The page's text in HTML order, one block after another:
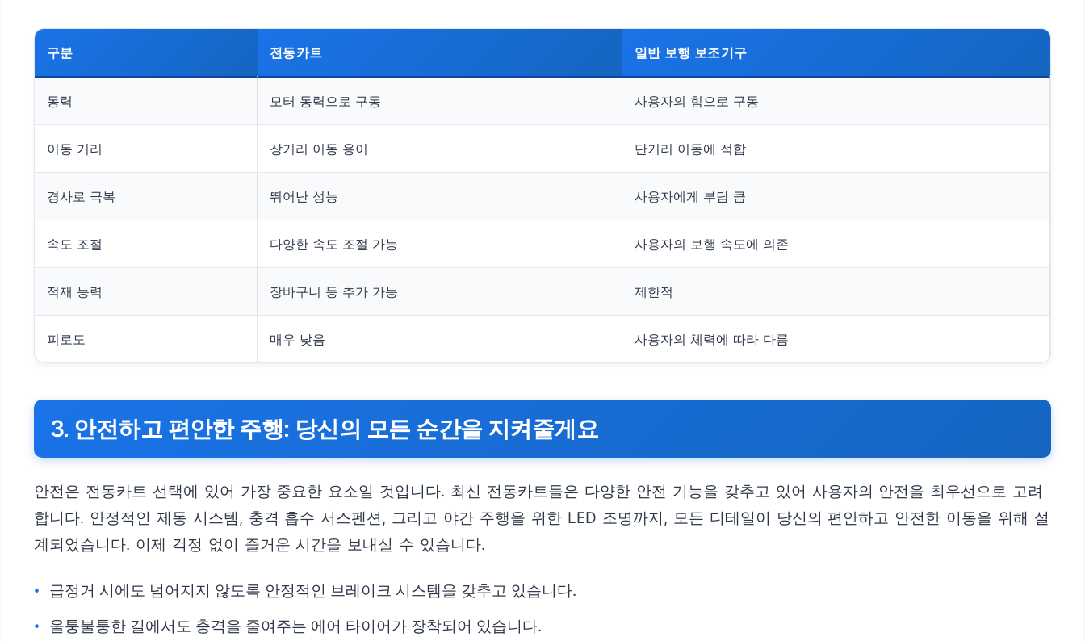
구분 전동카트 일반 보행 보조기구
동력 모터 동력으로 구동 사용자의 힘으로 구동
이동 거리 장거리 이동 용이 단거리 이동에 적합
경사로 극복 뛰어난 성능 사용자에게 부담 큼
속도 조절 다양한 속도 조절 가능 사용자의 보행 속도에 의존
적재 능력 장바구니 등 추가 가능 제한적
피로도 매우 낮음 사용자의 체력에 따라 다름
3. 안전하고 편안한 주행: 당신의 모든 순간을 지켜줄게요
안전은 전동카트 선택에 있어 가장 중요한 요소일 것입니다. 최신 전동카트들은 다양한 안전 기능을 갖추고 있어 사용자의 안전을 최우선으로 고려
합니다. 안정적인 제동 시스템, 충격 흡수 서스펜션, 그리고 야간 주행을 위한 LED 조명까지, 모든 디테일이 당신의 편안하고 안전한 이동을 위해 설
계되었습니다. 이제 걱정 없이 즐거운 시간을 보내실 수 있습니다.
급정거 시에도 넘어지지 않도록 안정적인 브레이크 시스템을 갖추고 있습니다.
울퉁불퉁한 길에서도 충격을 줄여주는 에어 타이어가 장착되어 있습니다.